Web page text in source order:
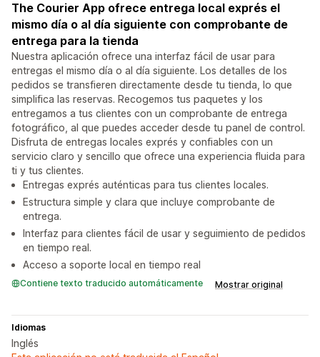
The Courier App ofrece entrega local exprés el
mismo día o al día siguiente con comprobante de
entrega para la tienda
Nuestra aplicación ofrece una interfaz fácil de usar para
entregas el mismo día o al día siguiente. Los detalles de los
pedidos se transfieren directamente desde tu tienda, lo que
simplifica las reservas. Recogemos tus paquetes y los
entregamos a tus clientes con un comprobante de entrega
fotográfico, al que puedes acceder desde tu panel de control.
Disfruta de entregas locales exprés y confiables con un
servicio claro y sencillo que ofrece una experiencia fluida para
ti y tus clientes.
Entregas exprés auténticas para tus clientes locales.
Estructura simple y clara que incluye comprobante de
entrega.
Interfaz para clientes fácil de usar y seguimiento de pedidos
en tiempo real.
Acceso a soporte local en tiempo real
Contiene texto traducido automáticamente Mostrar original
Idiomas
Inglés